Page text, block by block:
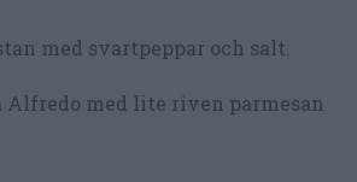
med svartpeppar och salt.
Alfredo med lite riven parmesan